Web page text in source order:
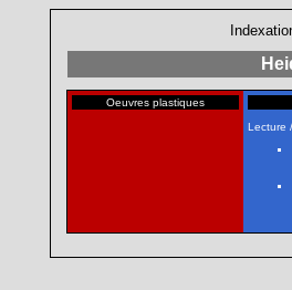
Oeuvres plastiques
Lecture